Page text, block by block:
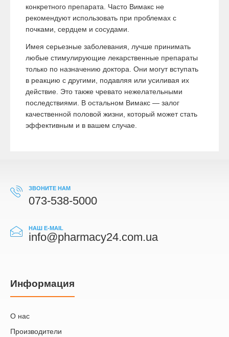
конкретного препарата. Часто Вимакс не
рекомендуют использовать при проблемах с
почками, сердцем и сосудами.
Имея серьезные заболевания, лучше принимать
любые стимулирующие лекарственные препараты
только по назначению доктора. Они могут вступать
в реакцию с другими, подавляя или усиливая их
действие. Это также чревато нежелательными
последствиями. В остальном Вимакс — залог
качественной половой жизни, который может стать
эффективным и в вашем случае.
ЗВОНИТЕ НАМ
073-538-5000
НАШ E-MAIL
info@pharmacy24.com.ua
Информация
О нас
Производители